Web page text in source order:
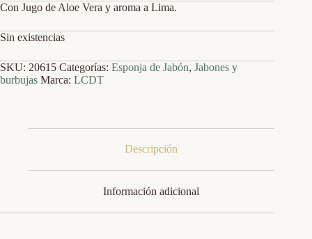
original
5,00 €.
actual
4,50 €.
Con Jugo de Aloe Vera y aroma a Lima.
Sin existencias
SKU: 20615 Categorías: Esponja de Jabón, Jabones y
burbujas Marca: LCDT
Descripción
Información adicional